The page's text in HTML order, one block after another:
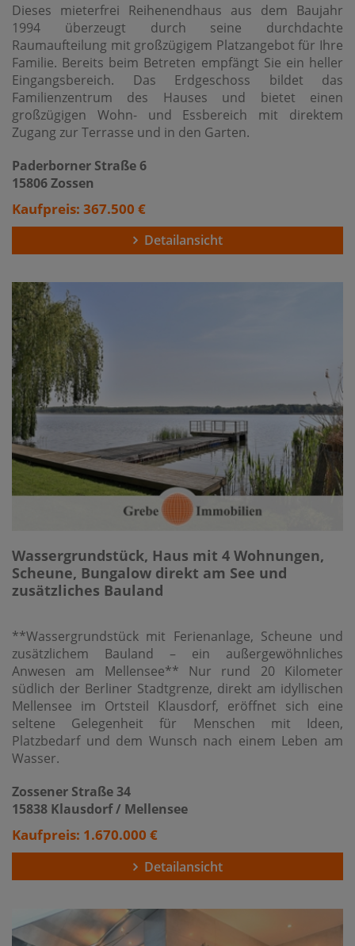
Dieses mieterfrei Reihenendhaus aus dem Baujahr
1994 überzeugt durch seine durchdachte
Raumaufteilung mit großzügigem Platzangebot für Ihre
Familie. Bereits beim Betreten empfängt Sie ein heller
Eingangsbereich. Das Erdgeschoss bildet das
Familienzentrum des Hauses und bietet einen
großzügigen Wohn- und Essbereich mit direktem
Zugang zur Terrasse und in den Garten.
Paderborner Straße 6
15806 Zossen
Kaufpreis: 367.500 €
Detailansicht
Wassergrundstück, Haus mit 4 Wohnungen,
Scheune, Bungalow direkt am See und
zusätzliches Bauland
**Wassergrundstück mit Ferienanlage, Scheune und
zusätzlichem Bauland – ein außergewöhnliches
Anwesen am Mellensee** Nur rund 20 Kilometer
südlich der Berliner Stadtgrenze, direkt am idyllischen
Mellensee im Ortsteil Klausdorf, eröffnet sich eine
seltene Gelegenheit für Menschen mit Ideen,
Platzbedarf und dem Wunsch nach einem Leben am
Wasser.
Zossener Straße 34
15838 Klausdorf / Mellensee
Kaufpreis: 1.670.000 €
Detailansicht